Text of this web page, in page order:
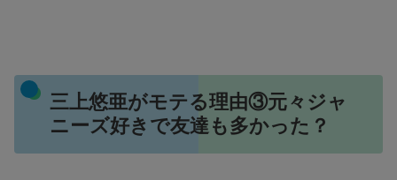
三上悠亜がモテる理由③元々ジャ
ニーズ好きで友達も多かった？